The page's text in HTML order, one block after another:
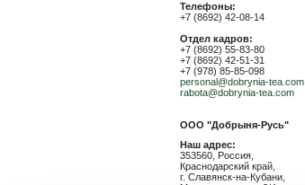
Телефоны:
+7 (8692) 42-08-14
Отдел кадров:
+7 (8692) 55-83-80
+7 (8692) 42-51-31
+7 (978) 85-85-098
personal@dobrynia-tea.com
rabota@dobrynia-tea.com
ООО "Добрыня-Русь"
Наш адрес:
353560, Россия,
Краснодарский край,
г. Славянск-на-Кубани,